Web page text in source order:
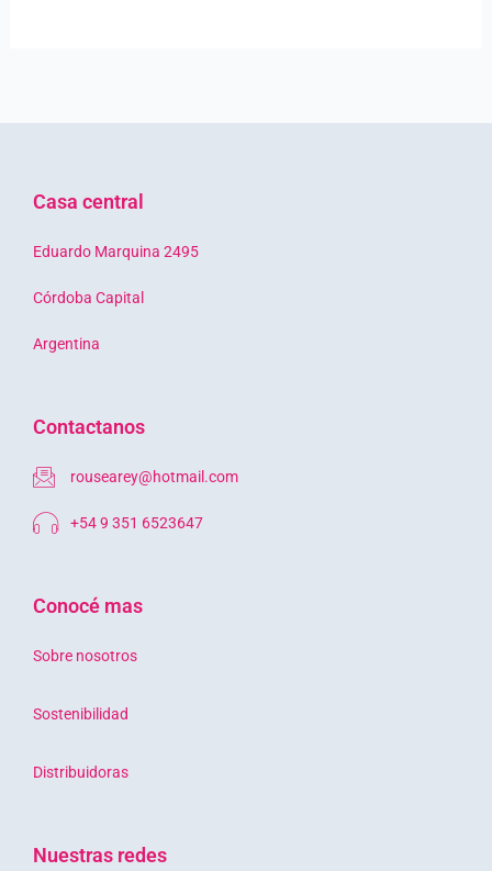
Casa central
Eduardo Marquina 2495
Córdoba Capital
Argentina
Contactanos
rousearey@hotmail.com
+54 9 351 6523647
Conocé mas
Sobre nosotros
Sostenibilidad
Distribuidoras
Nuestras redes